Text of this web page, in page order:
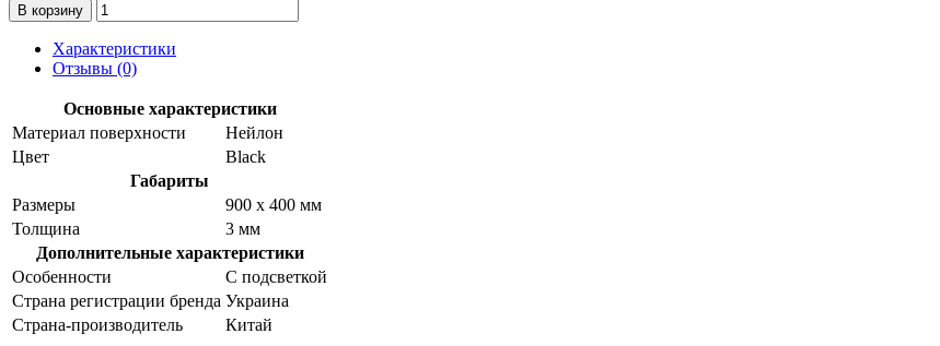
В корзину
Характеристики
Отзывы (0)
Основные характеристики
Материал поверхности
Нейлон
Цвет
Black
Габариты
Размеры
900 x 400 мм
Толщина
3 мм
Дополнительные характеристики
Особенности
С подсветкой
Страна регистрации бренда Украина
Страна-производитель
Китай